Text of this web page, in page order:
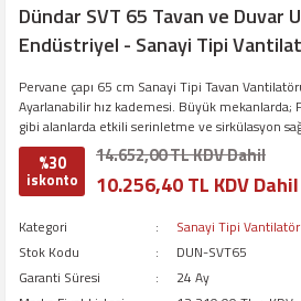
Dündar SVT 65 Tavan ve Duvar
Endüstriyel - Sanayi Tipi
Pervane çapı 65 cm Sanayi Tipi Tavan
Ayarlanabilir hız kademesi. Büyük mekanlarda;
gibi alanlarda etkili serinletme ve sirkülasyon
%30
iskonto
14.652,00 TL KDV Dahil
10.256,40 TL KDV Dahil
Kategori
Sanayi Tipi
Stok Kodu
DUN-SVT65
Garanti Süresi
24 Ay